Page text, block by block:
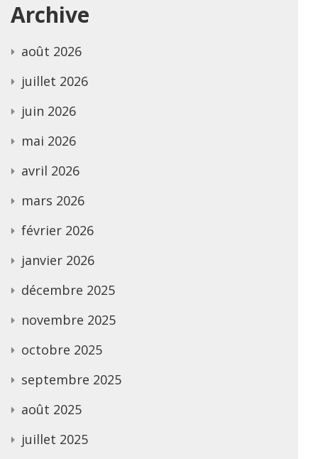
Archive
août 2026
juillet 2026
juin 2026
mai 2026
avril 2026
mars 2026
février 2026
janvier 2026
décembre 2025
novembre 2025
octobre 2025
septembre 2025
août 2025
juillet 2025